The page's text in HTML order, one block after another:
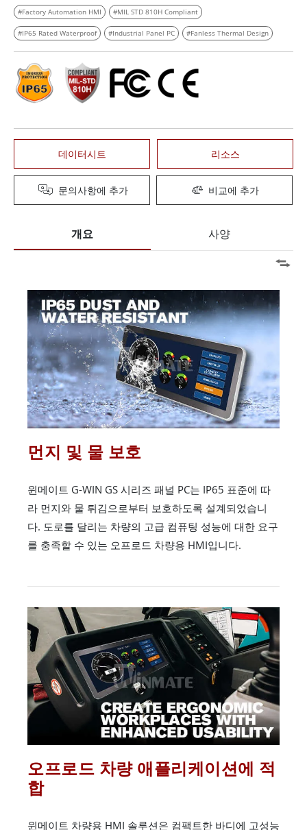
#Factory Automation HMI #MIL STD 810H Compliant
#IP65 Rated Waterproof #Industrial Panel PC #Fanless Thermal Design
데이터시트 리소스
문의사항에 추가 비교에 추가
개요 사양
먼지 및 물 보호
윈메이트 G-WIN GS 시리즈 패널 PC는 IP65 표준에 따
라 먼지와 물 튀김으로부터 보호하도록 설계되었습니
다. 도로를 달리는 차량의 고급 컴퓨팅 성능에 대한 요구
를 충족할 수 있는 오프로드 차량용 HMI입니다.
오프로드 차량 애플리케이션에 적
합
윈메이트 차량용 HMI 솔루션은 컴팩트한 바디에 고성능